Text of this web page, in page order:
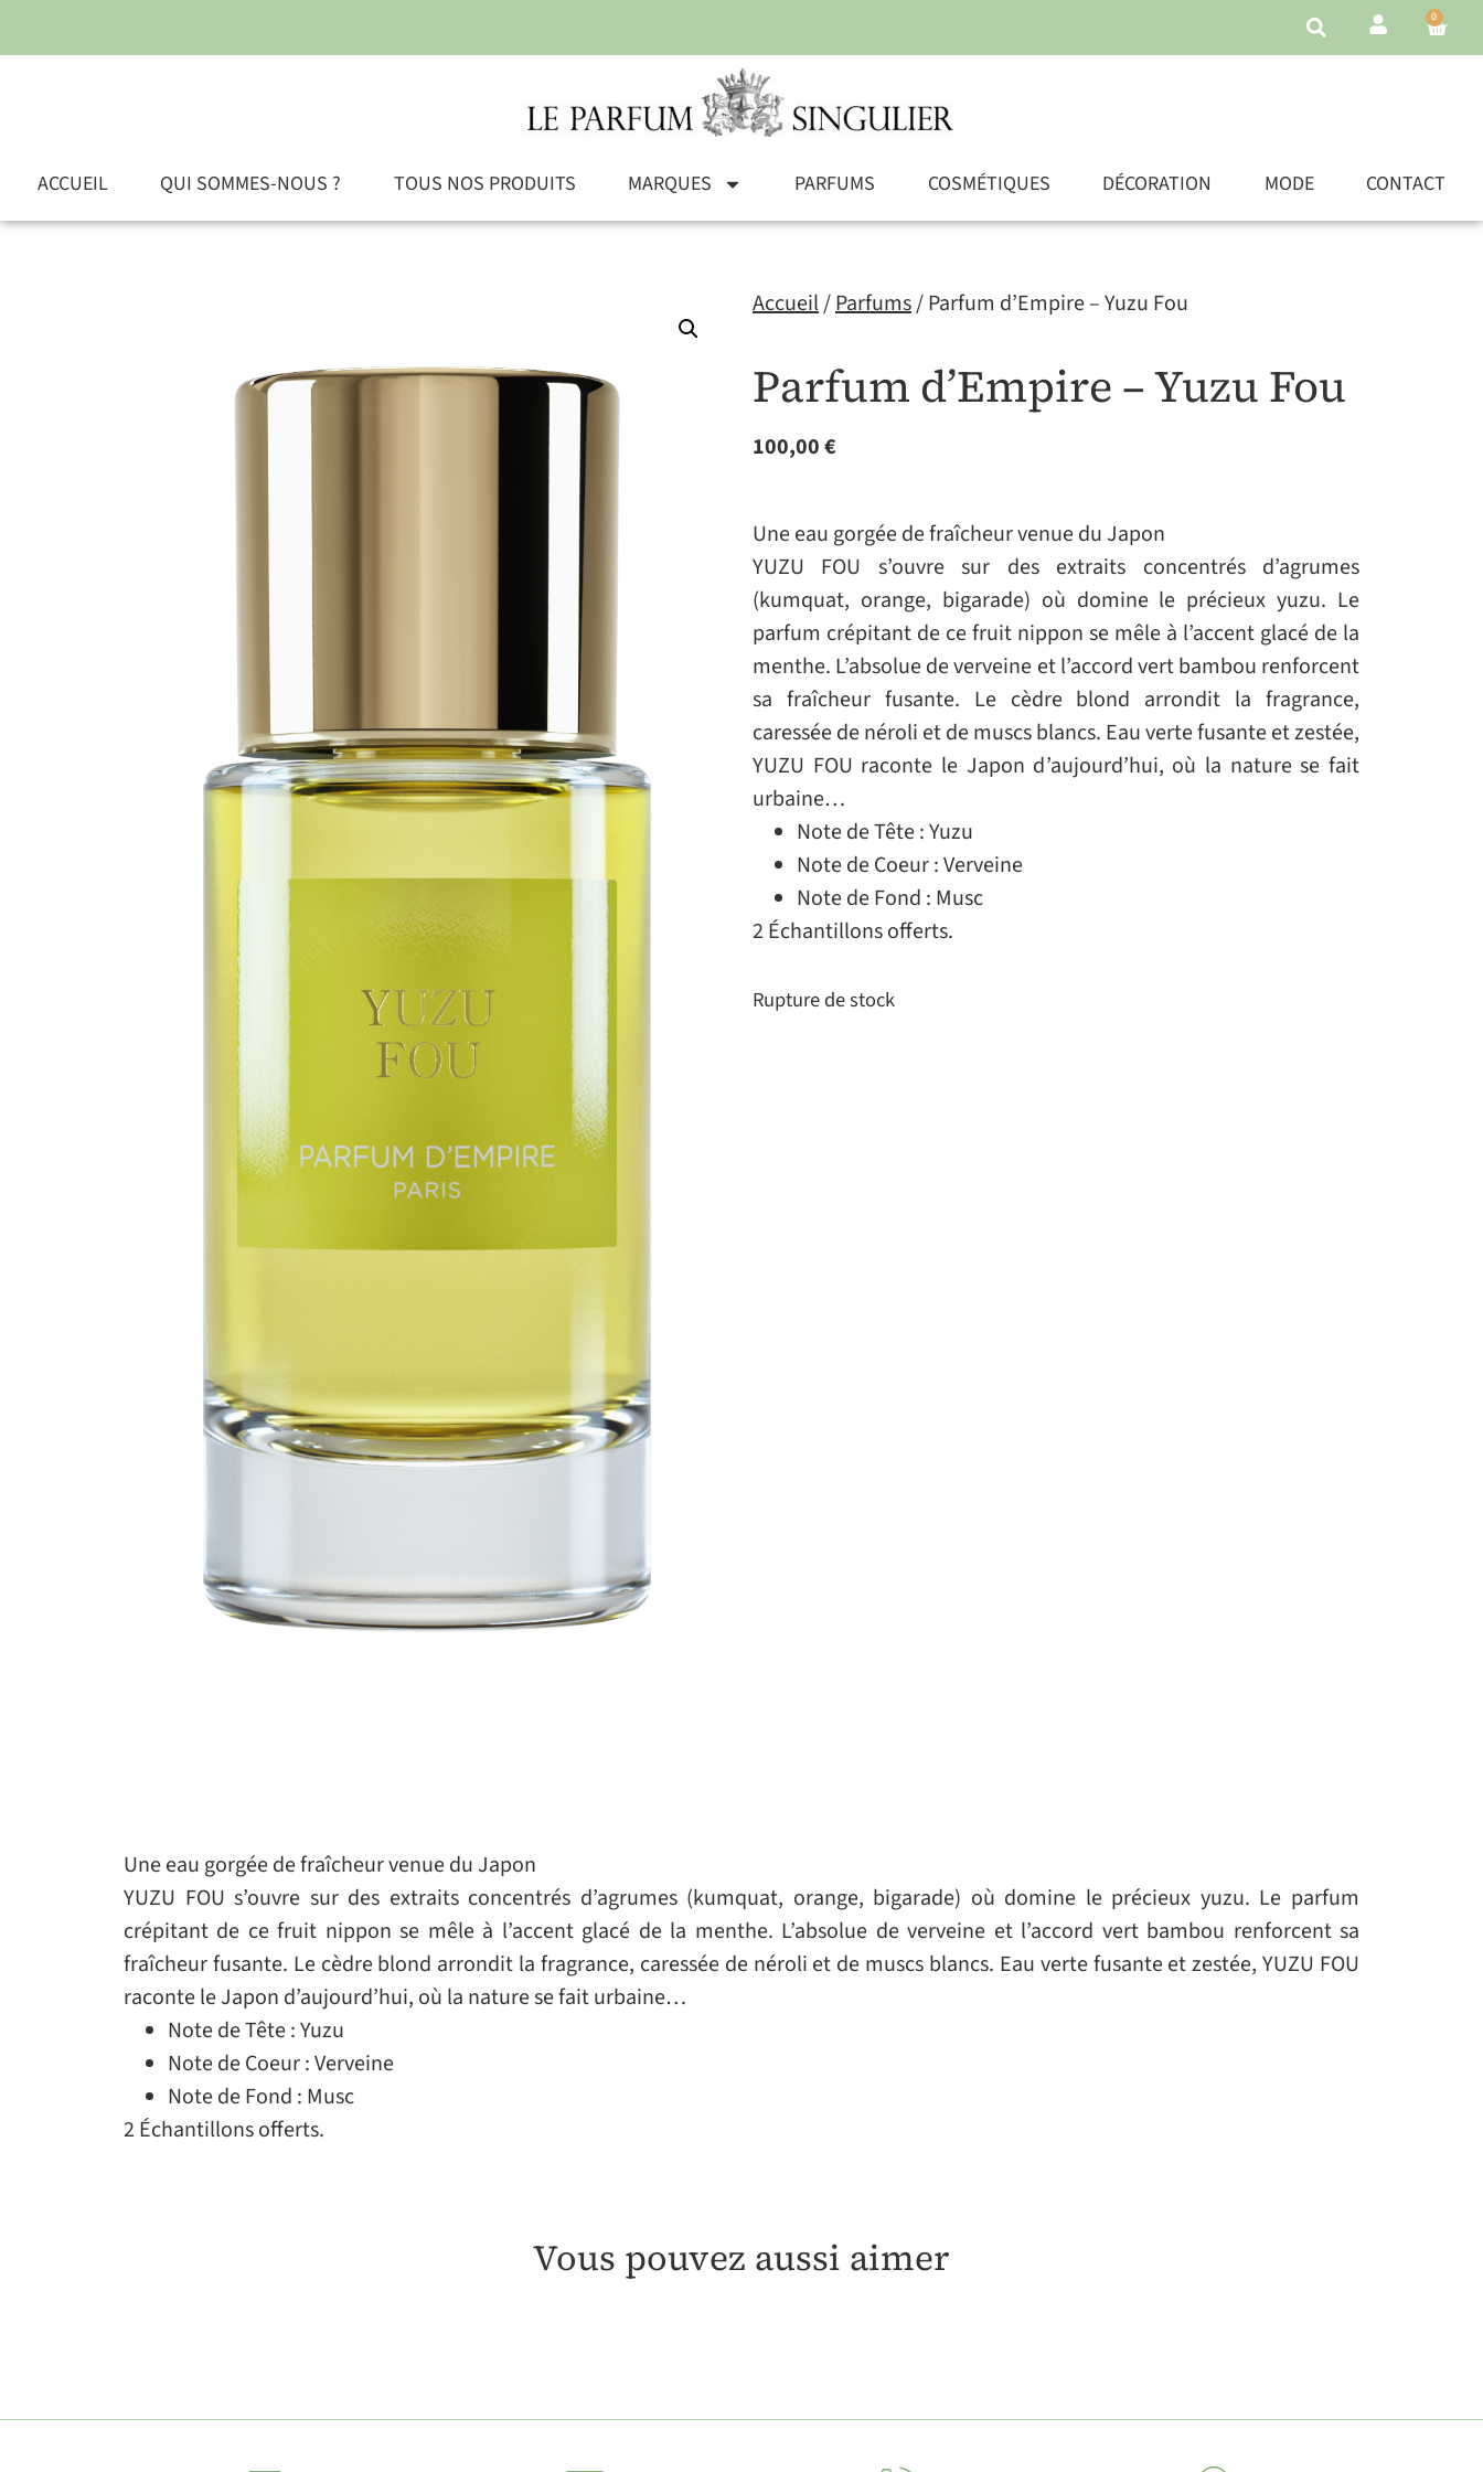
0
ACCUEIL QUI SOMMES-NOUS ? TOUS NOS PRODUITS MARQUES PARFUMS COSMÉTIQUES DÉCORATION MODE CONTACT
Accueil/Parfums/ Parfum d’Empire – Yuzu Fou
Parfum d’Empire – Yuzu Fou
100,00€
Une eau gorgée de fraîcheur venue du Japon
YUZU FOU s’ouvre sur des extraits concentrés d’agrumes
(kumquat, orange, bigarade) où domine le précieux yuzu. Le
parfum crépitant de ce fruit nippon se mêle à l’accent glacé de la
menthe. L’absolue de verveine et l’accord vert bambou renforcent
sa fraîcheur fusante. Le cèdre blond arrondit la fragrance,
caressée de néroli et de muscs blancs. Eau verte fusante et zestée,
YUZU FOU raconte le Japon d’aujourd’hui, où la nature se fait
urbaine…
Note de Tête : Yuzu
Note de Coeur : Verveine
Note de Fond : Musc
2 Échantillons offerts.
Rupture de stock
Une eau gorgée de fraîcheur venue du Japon
YUZU FOU s’ouvre sur des extraits concentrés d’agrumes (kumquat, orange, bigarade) où domine le précieux yuzu. Le parfum
crépitant de ce fruit nippon se mêle à l’accent glacé de la menthe. L’absolue de verveine et l’accord vert bambou renforcent sa
fraîcheur fusante. Le cèdre blond arrondit la fragrance, caressée de néroli et de muscs blancs. Eau verte fusante et zestée, YUZU FOU
raconte le Japon d’aujourd’hui, où la nature se fait urbaine…
Note de Tête : Yuzu
Note de Coeur : Verveine
Note de Fond : Musc
2 Échantillons offerts.
Vous pouvez aussi aimer